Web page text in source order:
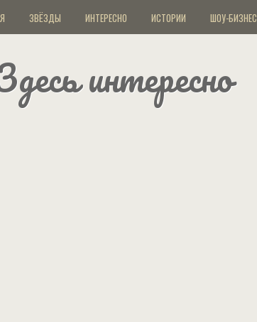
ЗВЁЗДЫ ИНТЕРЕСНО ИСТОРИИ ШОУ-БИЗНЕС
интересно